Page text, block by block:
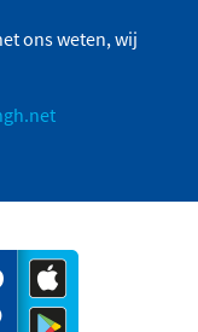
ons weten, wij